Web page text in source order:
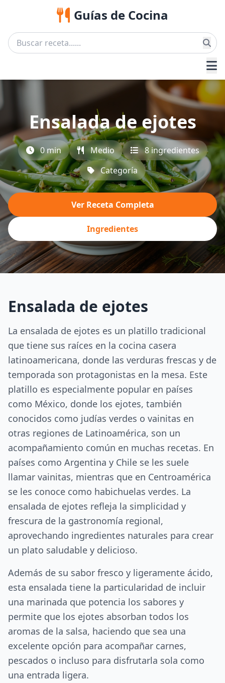
Guías de Cocina
Ensalada de ejotes
0 min Medio
8 ingredientes
Categoría
Ver Receta Completa
Ingredientes
Ensalada de ejotes
La ensalada de ejotes es un platillo tradicional
que tiene sus raíces en la cocina casera
latinoamericana, donde las verduras frescas y de
temporada son protagonistas en la mesa. Este
platillo es especialmente popular en países
como México, donde los ejotes, también
conocidos como judías verdes o vainitas en
otras regiones de Latinoamérica, son un
acompañamiento común en muchas recetas. En
países como Argentina y Chile se les suele
llamar vainitas, mientras que en Centroamérica
se les conoce como habichuelas verdes. La
ensalada de ejotes refleja la simplicidad y
frescura de la gastronomía regional,
aprovechando ingredientes naturales para crear
un plato saludable y delicioso.
Además de su sabor fresco y ligeramente ácido,
esta ensalada tiene la particularidad de incluir
una marinada que potencia los sabores y
permite que los ejotes absorban todos los
aromas de la salsa, haciendo que sea una
excelente opción para acompañar carnes,
pescados o incluso para disfrutarla sola como
una entrada ligera.